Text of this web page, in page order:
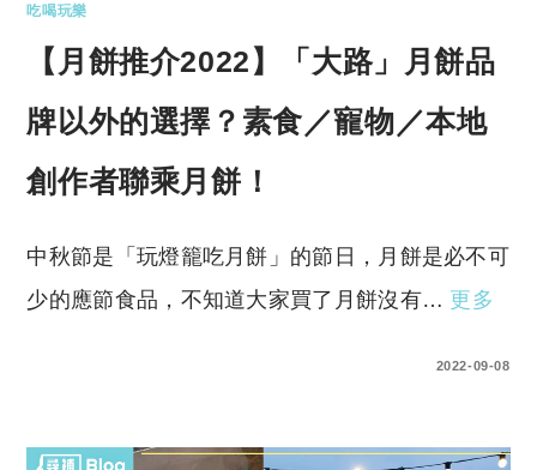
吃喝玩樂
【月餅推介2022】「大路」月餅品
牌以外的選擇？素食／寵物／本地
創作者聯乘月餅！
中秋節是「玩燈籠吃月餅」的節日，月餅是必不可
少的應節食品，不知道大家買了月餅沒有… 更多
2022-09-08